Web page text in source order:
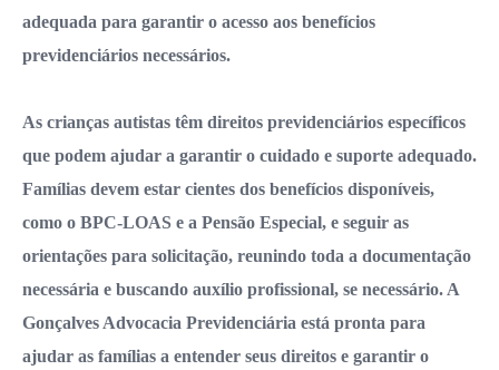
adequada para garantir o acesso aos benefícios
previdenciários necessários.
As crianças autistas têm direitos previdenciários específicos
que podem ajudar a garantir o cuidado e suporte adequado.
Famílias devem estar cientes dos benefícios disponíveis,
como o BPC-LOAS e a Pensão Especial, e seguir as
orientações para solicitação, reunindo toda a documentação
necessária e buscando auxílio profissional, se necessário. A
Gonçalves Advocacia Previdenciária está pronta para
ajudar as famílias a entender seus direitos e garantir o